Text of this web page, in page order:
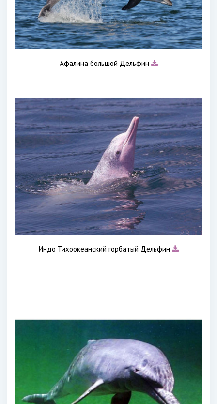
Афалина большой Дельфин
Индо Тихоокеанский горбатый Дельфин